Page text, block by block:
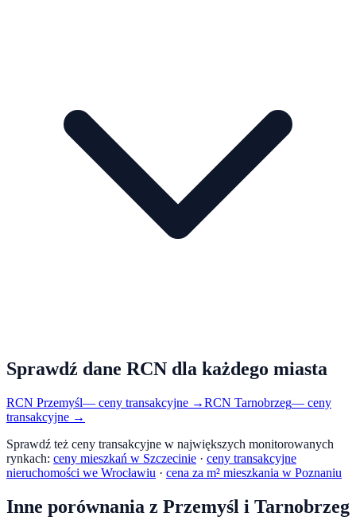
Sprawdź dane RCN dla każdego miasta
RCN Przemyśl— ceny transakcyjne →RCN Tarnobrzeg— ceny
transakcyjne →
Sprawdź też ceny transakcyjne w największych monitorowanych
rynkach: ceny mieszkań w Szczecinie · ceny transakcyjne
nieruchomości we Wrocławiu · cena za m² mieszkania w Poznaniu
Inne porównania z Przemyśl i Tarnobrzeg